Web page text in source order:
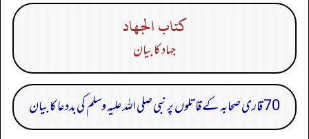
كتاب الجهاد
جہاد کا بیان
70 قاری صحابہ کے قاتلوں پر نبی صلی اللہ علیہ وسلم کی بددعا کا بیان